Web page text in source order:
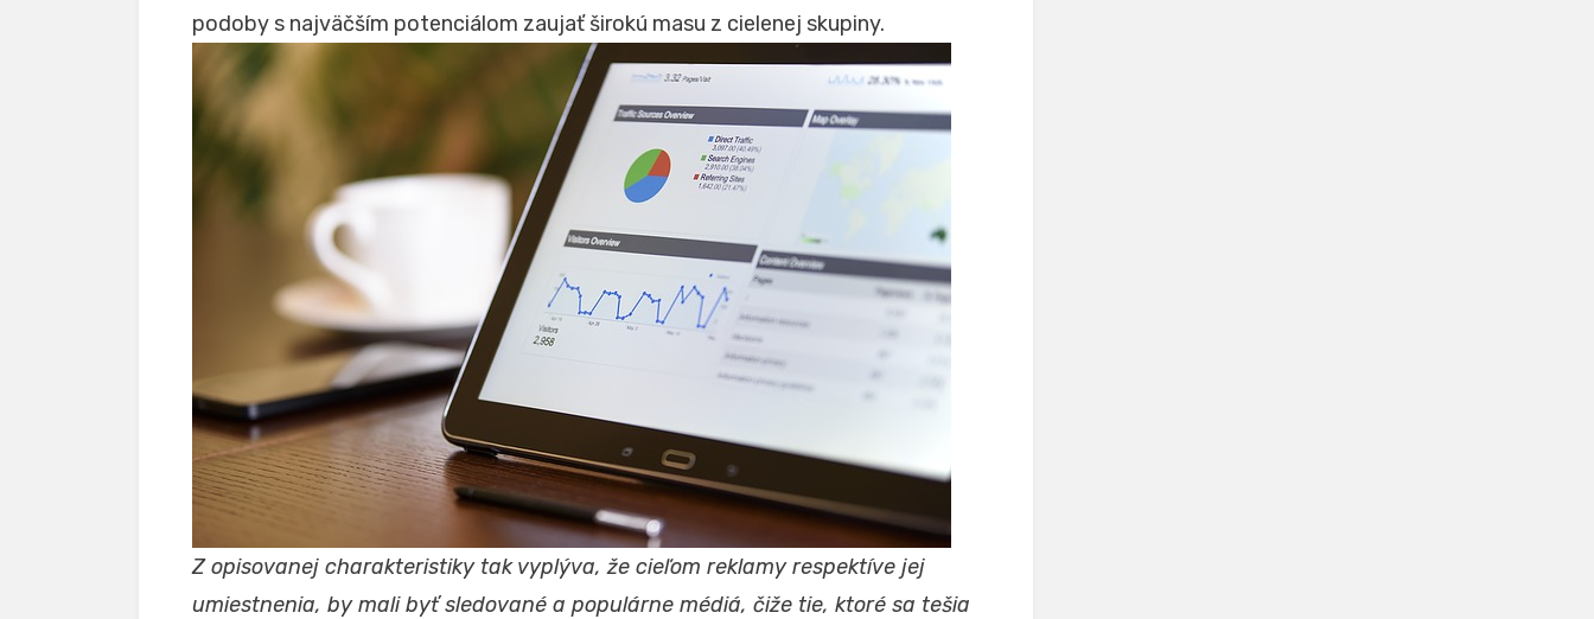
podoby s najväčším potenciálom zaujať širokú masu z cielenej skupiny.
Z opisovanej charakteristiky tak vyplýva, že cieľom reklamy respektíve jej
umiestnenia, by mali byť sledované a populárne médiá, čiže tie, ktoré sa tešia